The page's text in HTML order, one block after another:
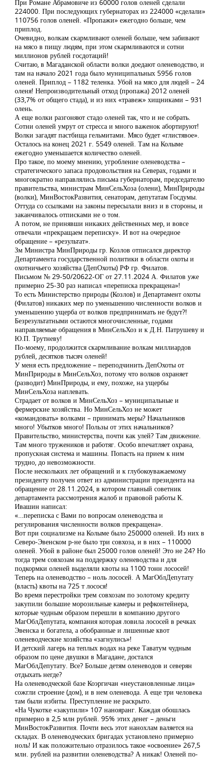
При Романе Абрамовиче из 60000 голов оленей сделали
224000. При последующих губернаторах из 224000 «сделали»
110756 голов оленей. «Пропажи» ежегодно больше, чем
приплод.
Очевидно, волкам скармливают оленей больше, чем забивают
на мясо в пищу людям, при этом скармливаются и сотни
миллионов рублей госдотаций!
Считаю, в Магаданской области волки доедают оленеводство, и
там на начало 2021 года было муниципальных 5956 голов
оленей. Приплод – 1182 теленка. Убой на мясо для людей – 24
оленя! Непроизводительный отход (пропажа) 2012 оленей
(33,7% от общего стада), и из них «травеж» хищниками – 931
олень.
А еще волки разгоняют стадо оленей так, что и не собрать.
Сотни оленей умрут от стресса и много важенок абортируют!
Волки загадят пастбища гельмитами. Мясо будет «глистявое».
Осталось на конец 2021 г. 5549 оленей. Там на Колыме
ежегодно уменьшается количество оленей.
Про такое, по моему мнению, угробление оленеводства –
стратегического запаса продовольствия на Северах, годами и
многократно направлялись письма губернаторам, председателю
правительства, министрам МинСельХоза (олени), МинПрироды
(волки), МинВостокРазвития, сенаторам, депутатам Госдумы.
Оттуда со ссылками на законы пересылали вниз и в стороны, и
заканчивалось отписками не о том.
А потом, не принявши никаких действенных мер, и вовсе
отвечали «прекращаем переписку». И вот на очередное
обращение – «результат».
Зм Министра МинПрироды гр. Козлов отписался директор
Департамента государственной политики в области охоты и
охотничьего хозяйства (ДепОхоты) РФ гр. Филатов.
Письмом № 29-50/20622-ОГ от 27.11.2024 А. Филатов уже
примерно 25-30 раз написал «переписка прекращена»!
То есть Министерство природы (Козлов) и Департамент охоты
(Филатов) никаких мер по уменьшению численности волков и
уменьшению ущерба от волков предпринимать не будут?!
Безрезультатными остаются многочисленные, годами
направляемые обращения в МинСельХоз и к Д.Н. Патрушеву и
Ю.П. Трутневу!
По-моему, продолжится скармливание волкам миллиардов
рублей, десятков тысяч оленей!
У меня есть предложение – переподчинить ДепОхоты от
МинПрироды в МинСельХоз, потому что волков охраняет
(разводит) МинПрироды, и ему, похоже, на ущербы
МинСельХоза наплевать.
Страдает от волков и МинСельХоз – муниципальные и
фермерские хозяйства. Но МинСельХоз не может
«командовать» волками – принимать меры? Начальников
много! Убытков много! Пользы от этих начальников?
Правительство, министерства, почти как улей? Там движение.
Там много тружеников и работяг. Особо впечатляет охрана,
пропускная система и машины. Попасть на прием к ним
трудно, до невозможности.
После нескольких лет обращений и к глубокоуважаемому
президенту получен ответ из администрации президента на
обращение от 28.11.2024, в котором главный советник
департамента рассмотрения жалоб и правовой работы К.
Ивашин написал:
«…переписка с Вами по вопросам оленеводства и
регулирования численности волков прекращена».
Вот при социализме на Колыме было 250000 оленей. Из них в
Северо-Эвенском р-не было три совхоза, и в них – 110000
оленей. Убой в районе был 25000 голов оленей! Это не 24? Но
тогда трем совхозам на поддержку оленеводства и для
подкормки оленей выделяли квоты на 1100 тонн лососей!
Теперь на оленеводство – ноль лососей. А МагОблДепутату
(власть) квоты на 725 т лосося!
Во время перестройки трем совхозам по золотому кредиту
закупили большие морозильные камеры и рефконтейнера,
которые чудным образом перешли в компанию другого
МагОблДепутата, компания которая ловила лососей в речках
Эвенска и богатела, а обобранные и лишенные квот
оленеводческие хозяйства «загнулись»!
И детский лагерь на теплых водах на реке Таватум чудным
образом по цене двушки в Магадане, достался
МагОблДепутату. Все? Больше детям оленеводов и северян
отдыхать негде?
На оленеводческой базе Коэргичан «неустановленные лица»
сожгли строение (дом), и в нем оленевода. А еще три человека
там были избиты. Преступление не раскрыто.
«На Чукотке «закупили» 107 нанояранг. Каждая обошлась
примерно в 2,5 млн рублей. 95% этих денег – деньги
МинВостокРазвития. Почти весь этот нанохлам валяется на
складах. В оленеводческих бригадах установлено примерно
ноль! И как положительно отразилось такое «освоение» 267,5
млн. рублей на развитии оленеводства? А никак! Оленей по-